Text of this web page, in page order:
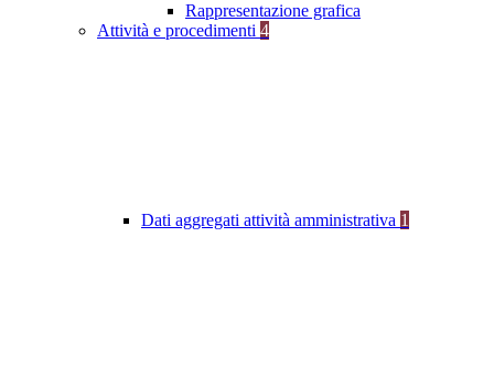
Rappresentazione grafica
Attività e procedimenti 4
Dati aggregati attività amministrativa 1